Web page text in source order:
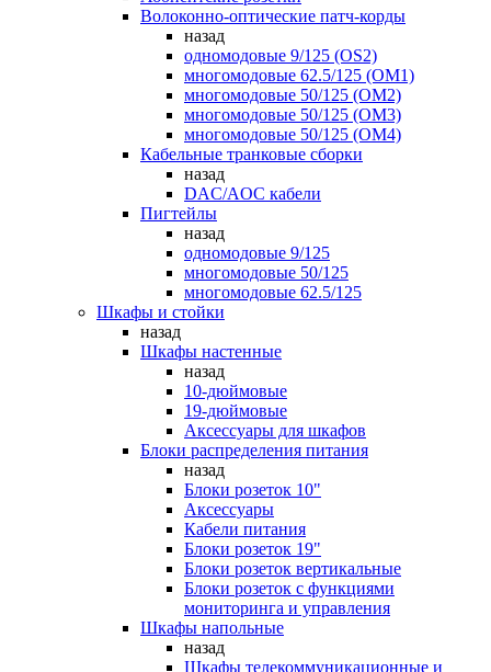
Волоконно-оптические патч-корды
назад
одномодовые 9/125 (OS2)
многомодовые 62.5/125 (OM1)
многомодовые 50/125 (OM2)
многомодовые 50/125 (OM3)
многомодовые 50/125 (OM4)
Кабельные транковые сборки
назад
DAC/AOC кабели
Пигтейлы
назад
одномодовые 9/125
многомодовые 50/125
многомодовые 62.5/125
Шкафы и стойки
назад
Шкафы настенные
назад
10-дюймовые
19-дюймовые
Аксессуары для шкафов
Блоки распределения питания
назад
Блоки розеток 10"
Аксессуары
Кабели питания
Блоки розеток 19"
Блоки розеток вертикальные
Блоки розеток с функциями
мониторинга и управления
Шкафы напольные
назад
Шкафы телекоммуникационные и